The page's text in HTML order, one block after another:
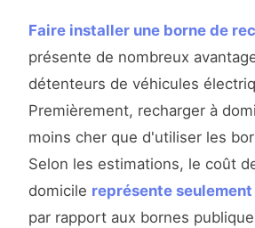
Faire installer une borne de
présente de nombreux
détenteurs de véhicules
Premièrement, recharger à
moins cher que d'utiliser les
Selon les estimations, le coût
domicile représente
par rapport aux bornes